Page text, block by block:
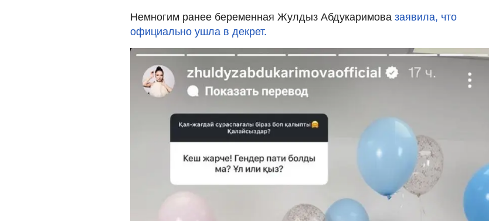
Немногим ранее беременная Жулдыз Абдукаримова заявила, что
официально ушла в декрет.